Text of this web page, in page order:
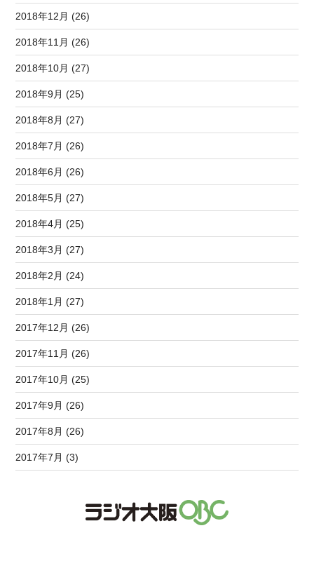
2018年12月 (26)
2018年11月 (26)
2018年10月 (27)
2018年9月 (25)
2018年8月 (27)
2018年7月 (26)
2018年6月 (26)
2018年5月 (27)
2018年4月 (25)
2018年3月 (27)
2018年2月 (24)
2018年1月 (27)
2017年12月 (26)
2017年11月 (26)
2017年10月 (25)
2017年9月 (26)
2017年8月 (26)
2017年7月 (3)